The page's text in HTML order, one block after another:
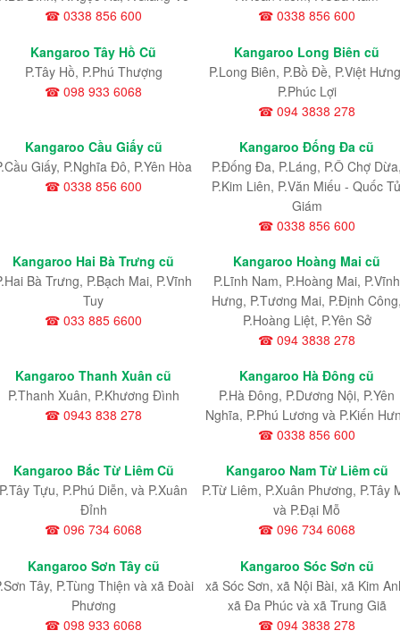
☎ 0338 856 600
☎ 0338 856 600
Kangaroo Tây Hồ Cũ
P.Tây Hồ, P.Phú Thượng
☎ 098 933 6068
Kangaroo Long Biên cũ
P.Long Biên, P.Bồ Đề, P.Việt
P.Phúc Lợi
☎ 094 3838 278
Kangaroo Cầu Giấy cũ
Giấy, P.Nghĩa Đô, P.Yên Hòa
☎ 0338 856 600
Kangaroo Đống Đa cũ
P.Đống Đa, P.Láng, P.Ô Chợ
P.Kim Liên, P.Văn Miếu - Quốc
Giám
☎ 0338 856 600
Kangaroo Hai Bà Trưng cũ
Bà Trưng, P.Bạch Mai, P.Vĩnh
Tuy
☎ 033 885 6600
Kangaroo Hoàng Mai cũ
P.Lĩnh Nam, P.Hoàng Mai, P.Vĩnh
Hưng, P.Tương Mai, P.Định
P.Hoàng Liệt, P.Yên Sở
☎ 094 3838 278
Kangaroo Thanh Xuân cũ
P.Thanh Xuân, P.Khương Đình
☎ 0943 838 278
Kangaroo Hà Đông cũ
P.Hà Đông, P.Dương Nội, P.Yên
Nghĩa, P.Phú Lương và P.Kiến
☎ 0338 856 600
Kangaroo Bắc Từ Liêm Cũ
P.Tây Tựu, P.Phú Diễn, và P.Xuân
Đỉnh
☎ 096 734 6068
Kangaroo Nam Từ Liêm cũ
P.Từ Liêm, P.Xuân Phương, P.Tây
và P.Đại Mỗ
☎ 096 734 6068
Kangaroo Sơn Tây cũ
Tây, P.Tùng Thiện và xã Đoài
Phương
☎ 098 933 6068
Kangaroo Sóc Sơn cũ
xã Sóc Sơn, xã Nội Bài, xã Kim
xã Đa Phúc và xã Trung Giã
☎ 094 3838 278